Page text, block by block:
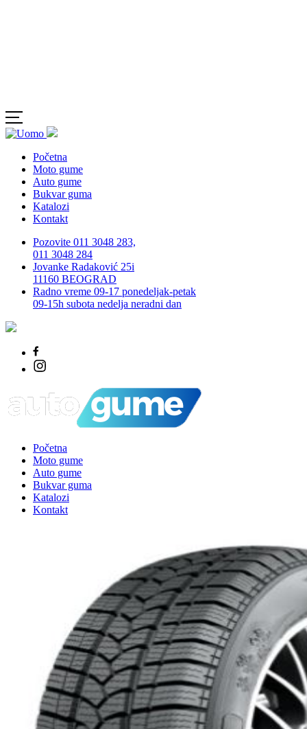
Početna
Moto gume
Auto gume
Bukvar guma
Katalozi
Kontakt
Pozovite 011 3048 283,
011 3048 284
Jovanke Radaković 25i
11160 BEOGRAD
Radno vreme 09-17 ponedeljak-petak
09-15h subota nedelja neradni dan
Početna
Moto gume
Auto gume
Bukvar guma
Katalozi
Kontakt